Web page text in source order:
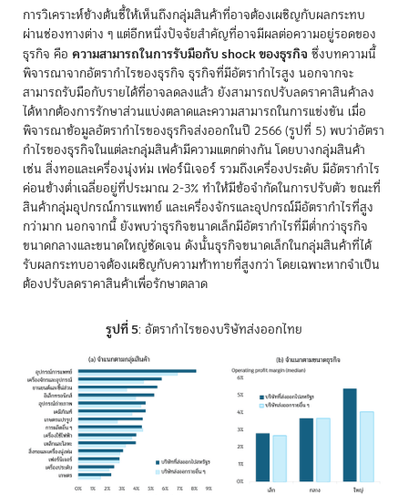
การวิเคราะห์ข้างต้นชี้ให้เห็นถึงกลุ่มสินค้าที่อาจต้องเผชิญกับผลกระทบ
ผ่านช่องทางต่าง ๆ แต่อีกหนึ่งปัจจัยสำคัญที่อาจมีผลต่อความอยู่รอดของ
ธุรกิจ คือ ความสามารถในการรับมือกับ shock ของธุรกิจ ซึ่งบทความนี้
พิจารณาจากอัตรากำไรของธุรกิจ ธุรกิจที่มีอัตรากำไรสูง นอกจากจะ
สามารถรับมือกับรายได้ที่อาจลดลงแล้ว ยังสามารถปรับลดราคาสินค้าลง
ได้หากต้องการรักษาส่วนแบ่งตลาดและความสามารถในการแข่งขัน เมื่อ
พิจารณาข้อมูลอัตรากำไรของธุรกิจส่งออกในปี 2566 (รูปที่ 5) พบว่าอัตรา
กำไรของธุรกิจในแต่ละกลุ่มสินค้ามีความแตกต่างกัน โดยบางกลุ่มสินค้า
เช่น สิ่งทอและเครื่องนุ่งห่ม เฟอร์นิเจอร์ รวมถึงเครื่องประดับ มีอัตรากำไร
ค่อนข้างต่ำเฉลี่ยอยู่ที่ประมาณ 2-3% ทำให้มีข้อจำกัดในการปรับตัว ขณะที่
สินค้ากลุ่มอุปกรณ์การแพทย์ และเครื่องจักรและอุปกรณ์มีอัตรากำไรที่สูง
กว่ามาก นอกจากนี้ ยังพบว่าธุรกิจขนาดเล็กมีอัตรากำไรที่มีต่ำกว่าธุรกิจ
ขนาดกลางและขนาดใหญ่ชัดเจน ดังนั้นธุรกิจขนาดเล็กในกลุ่มสินค้าที่ได้
รับผลกระทบอาจต้องเผชิญกับความท้าทายที่สูงกว่า โดยเฉพาะหากจำเป็น
ต้องปรับลดราคาสินค้าเพื่อรักษาตลาด
รูปที่ 5: อัตรากำไรของบริษัทส่งออกไทย